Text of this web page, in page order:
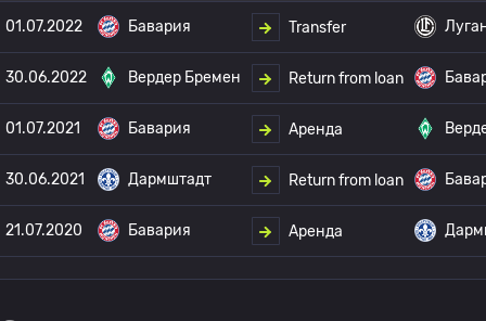
01.07.2022 Бавария Transfer
30.06.2022 Вердер Бремен Return from loan
01.07.2021 Бавария Аренда
30.06.2021 Дармштадт Return from loan
21.07.2020 Бавария Аренда